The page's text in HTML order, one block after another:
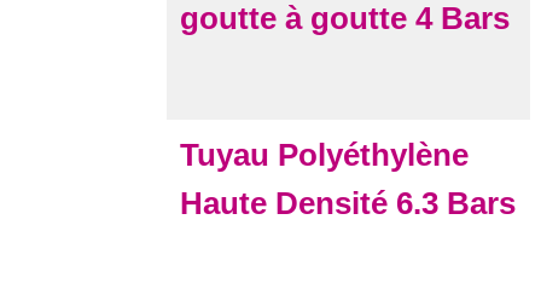
goutte à goutte 4 Bars
Tuyau Polyéthylène
Haute Densité 6.3 Bars